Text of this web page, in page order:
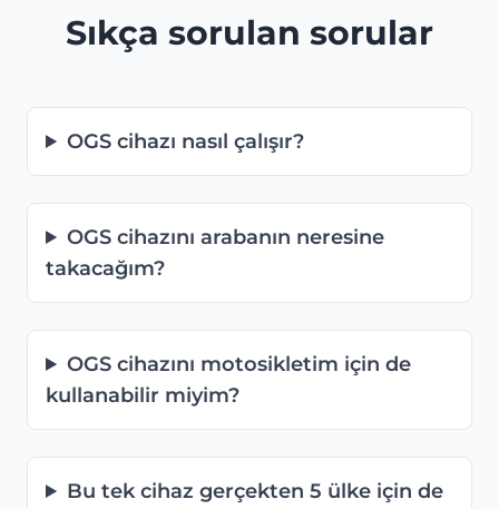
Sıkça sorulan sorular
OGS cihazı nasıl çalışır?
OGS cihazını arabanın neresine
takacağım?
OGS cihazını motosikletim için de
kullanabilir miyim?
Bu tek cihaz gerçekten 5 ülke için de